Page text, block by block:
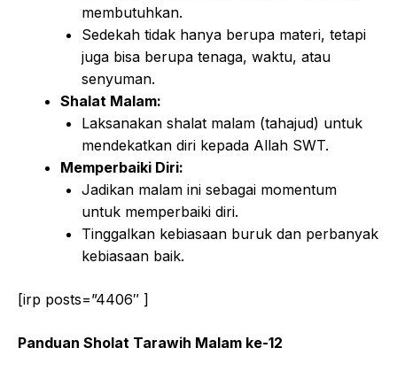
membutuhkan.
Sedekah tidak hanya berupa materi, tetapi
juga bisa berupa tenaga, waktu, atau
senyuman.
Shalat Malam:
Laksanakan shalat malam (tahajud) untuk
mendekatkan diri kepada Allah SWT.
Memperbaiki Diri:
Jadikan malam ini sebagai momentum
untuk memperbaiki diri.
Tinggalkan kebiasaan buruk dan perbanyak
kebiasaan baik.
[irp posts=”4406″ ]
Panduan Sholat Tarawih Malam ke-12